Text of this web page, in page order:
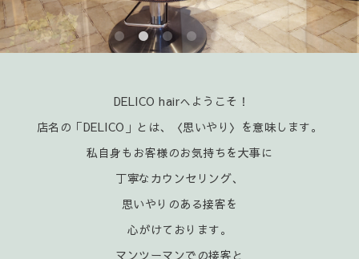
DELICO hairへようこそ！
店名の「DELICO」とは、〈思いやり〉を意味します。
私自身もお客様のお気持ちを大事に
丁寧なカウンセリング、
思いやりのある接客を
心がけております。
マンツーマンでの接客と